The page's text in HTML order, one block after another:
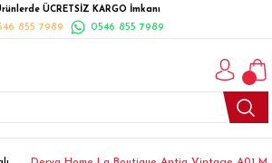
ÜCRETSİZ KARGO İmkanı
855 7989 0546 855 7989
Geri Dön
Ankastre Setler
Geri Dön
Geri Dön
Geri Dön
Geri Dön
Geri Dön
Geri Dön